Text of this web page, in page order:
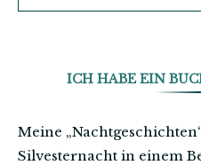
ICH HABE EIN
Meine
Silvesternacht in einem